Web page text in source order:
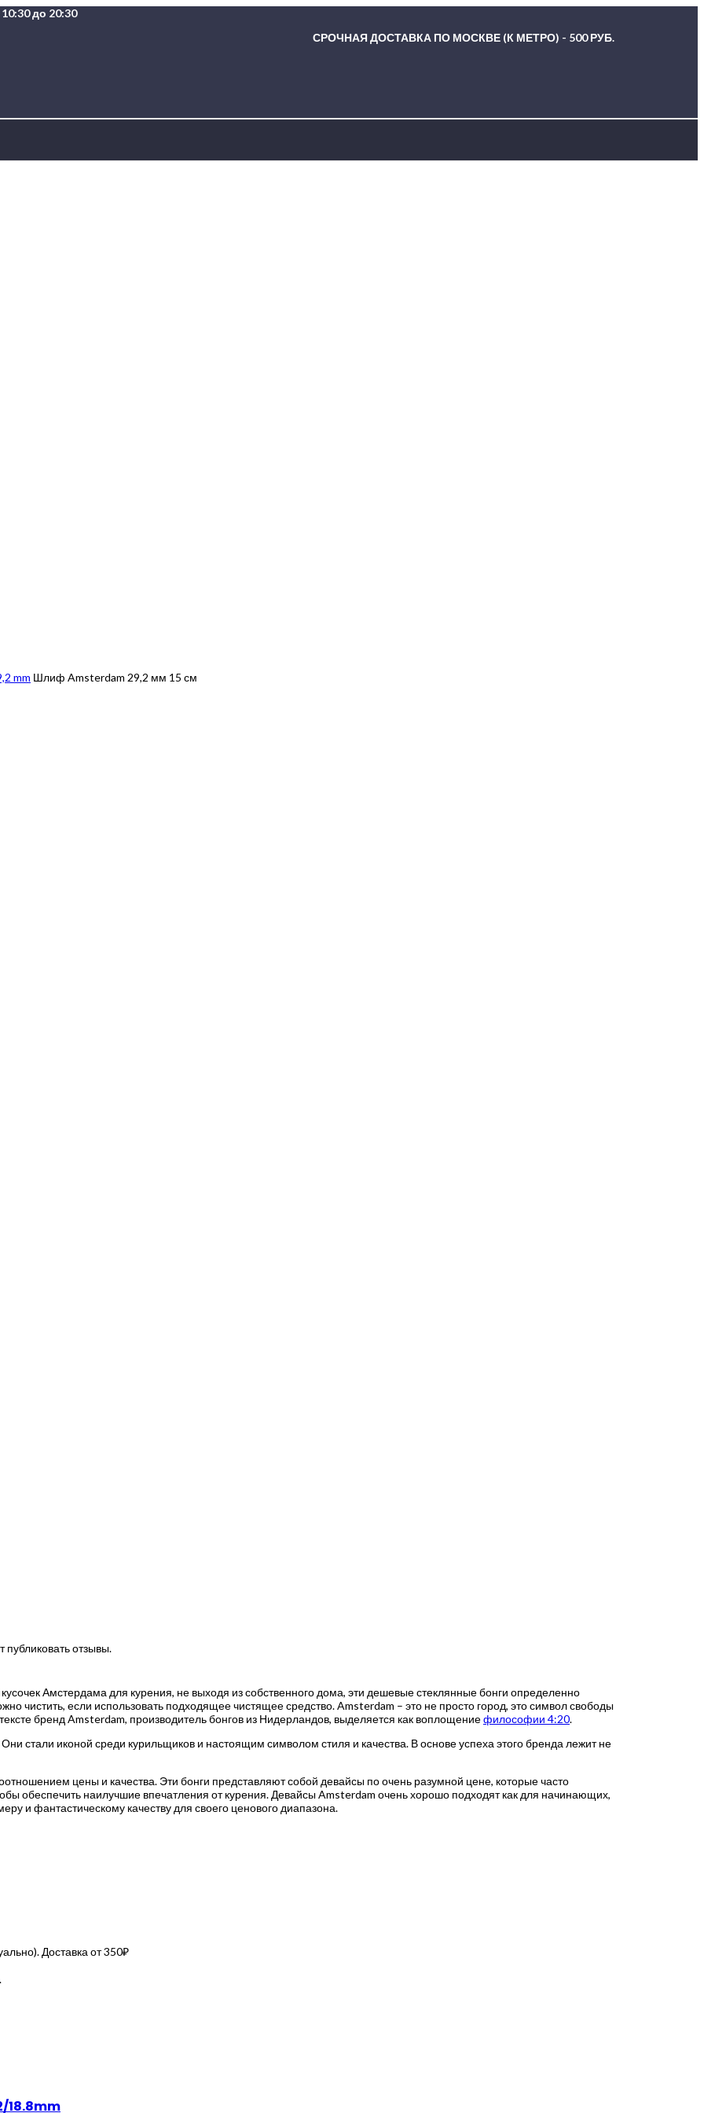
до 20:30
СРОЧНАЯ ДОСТАВКА ПО МОСКВЕ (К МЕТРО) - 500 РУБ.
mm Шлиф Amsterdam 29,2 мм 15 см
публиковать отзывы.
Амстердама для курения, не выходя из собственного дома, эти дешевые стеклянные бонги определенно
чистить, если использовать подходящее чистящее средство. Amsterdam – это не просто город, это символ свободы
бренд Amsterdam, производитель бонгов из Нидерландов, выделяется как воплощениефилософии 4:20.
стали иконой среди курильщиков и настоящим символом стиля и качества. В основе успеха этого бренда лежит не
цены и качества. Эти бонги представляют собой девайсы по очень разумной цене, которые часто
обеспечить наилучшие впечатления от курения. Девайсы Amsterdam очень хорошо подходят как для начинающих,
и фантастическому качеству для своего ценового диапазона.
Доставка от 350₽
.
18.8mm